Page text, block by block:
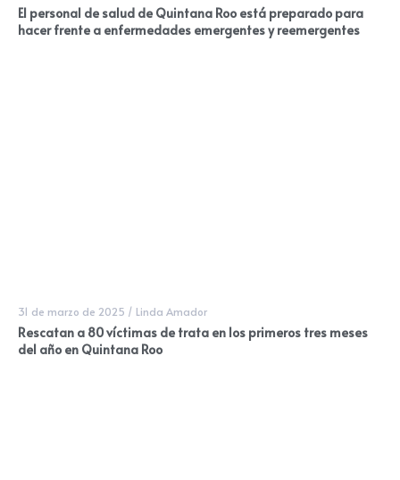
El personal de salud de Quintana Roo está preparado para
hacer frente a enfermedades emergentes y reemergentes
31 de marzo de 2025 / Linda Amador
Rescatan a 80 víctimas de trata en los primeros tres meses
del año en Quintana Roo